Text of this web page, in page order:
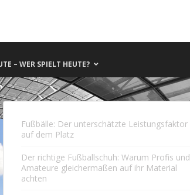
– WER SPIELT HEUTE?
Fußbälle: Der unterschätzte Leistungsfaktor
auf dem Platz
Der richtige Fußballschuh: Warum Profis und
Amateure gleichermaßen auf ihr Material
achten